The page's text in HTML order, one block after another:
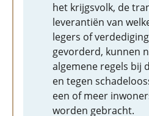
het krijgsvolk, de
leverantiën van
legers of
gevorderd, kunnen
algemene regels bij
en tegen
een of meer
worden gebracht.